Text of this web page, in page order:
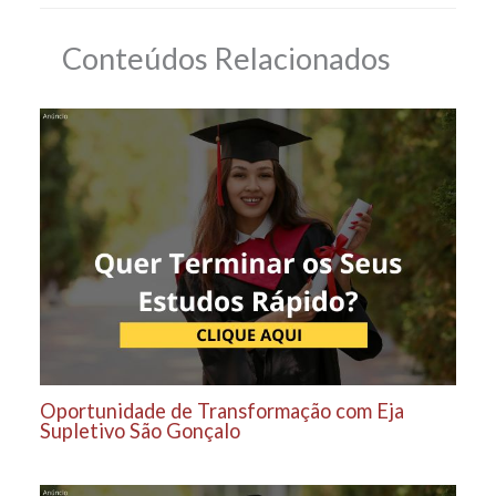
Conteúdos Relacionados
Oportunidade de Transformação com Eja
Supletivo São Gonçalo